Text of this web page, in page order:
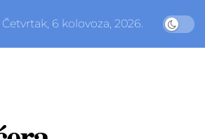
Četvrtak, 6 kolovoza, 2026.